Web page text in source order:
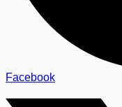
Facebook